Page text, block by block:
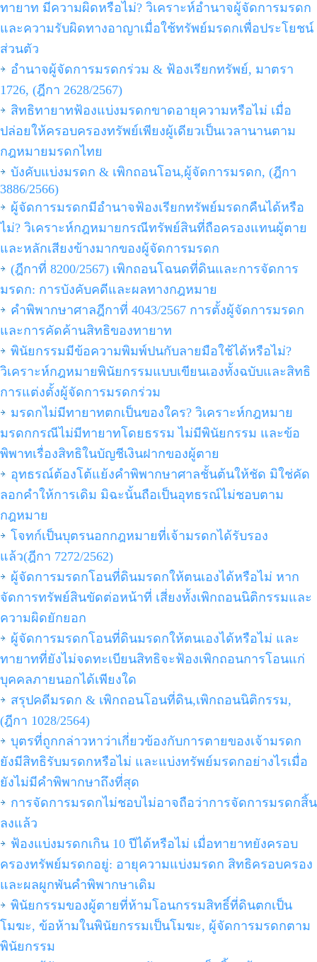
ทายาท มีความผิดหรือไม่? วิเคราะห์อำนาจผู้จัดการมรดก
และความรับผิดทางอาญาเมื่อใช้ทรัพย์มรดกเพื่อประโยชน์
ส่วนตัว
อำนาจผู้จัดการมรดกร่วม & ฟ้องเรียกทรัพย์, มาตรา
1726, (ฎีกา 2628/2567)
สิทธิทายาทฟ้องแบ่งมรดกขาดอายุความหรือไม่ เมื่อ
ปล่อยให้ครอบครองทรัพย์เพียงผู้เดียวเป็นเวลานานตาม
กฎหมายมรดกไทย
บังคับแบ่งมรดก & เพิกถอนโอน,ผู้จัดการมรดก, (ฎีกา
3886/2566)
ผู้จัดการมรดกมีอำนาจฟ้องเรียกทรัพย์มรดกคืนได้หรือ
ไม่? วิเคราะห์กฎหมายกรณีทรัพย์สินที่ถือครองแทนผู้ตาย
และหลักเสียงข้างมากของผู้จัดการมรดก
(ฎีกาที่ 8200/2567) เพิกถอนโฉนดที่ดินและการจัดการ
มรดก: การบังคับคดีและผลทางกฎหมาย
คำพิพากษาศาลฎีกาที่ 4043/2567 การตั้งผู้จัดการมรดก
และการคัดค้านสิทธิของทายาท
พินัยกรรมมีข้อความพิมพ์ปนกับลายมือใช้ได้หรือไม่?
วิเคราะห์กฎหมายพินัยกรรมแบบเขียนเองทั้งฉบับและสิทธิ
การแต่งตั้งผู้จัดการมรดกร่วม
มรดกไม่มีทายาทตกเป็นของใคร? วิเคราะห์กฎหมาย
มรดกกรณีไม่มีทายาทโดยธรรม ไม่มีพินัยกรรม และข้อ
พิพาทเรื่องสิทธิในบัญชีเงินฝากของผู้ตาย
อุทธรณ์ต้องโต้แย้งคำพิพากษาศาลชั้นต้นให้ชัด มิใช่คัด
ลอกคำให้การเดิม มิฉะนั้นถือเป็นอุทธรณ์ไม่ชอบตาม
กฎหมาย
โจทก์เป็นบุตรนอกกฎหมายที่เจ้ามรดกได้รับรอง
แล้ว(ฎีกา 7272/2562)
ผู้จัดการมรดกโอนที่ดินมรดกให้ตนเองได้หรือไม่ หาก
จัดการทรัพย์สินขัดต่อหน้าที่ เสี่ยงทั้งเพิกถอนนิติกรรมและ
ความผิดยักยอก
ผู้จัดการมรดกโอนที่ดินมรดกให้ตนเองได้หรือไม่ และ
ทายาทที่ยังไม่จดทะเบียนสิทธิจะฟ้องเพิกถอนการโอนแก่
บุคคลภายนอกได้เพียงใด
สรุปคดีมรดก & เพิกถอนโอนที่ดิน,เพิกถอนนิติกรรม,
(ฎีกา 1028/2564)
บุตรที่ถูกกล่าวหาว่าเกี่ยวข้องกับการตายของเจ้ามรดก
ยังมีสิทธิรับมรดกหรือไม่ และแบ่งทรัพย์มรดกอย่างไรเมื่อ
ยังไม่มีคำพิพากษาถึงที่สุด
การจัดการมรดกไม่ชอบไม่อาจถือว่าการจัดการมรดกสิ้น
ลงแล้ว
ฟ้องแบ่งมรดกเกิน 10 ปีได้หรือไม่ เมื่อทายาทยังครอบ
ครองทรัพย์มรดกอยู่: อายุความแบ่งมรดก สิทธิครอบครอง
และผลผูกพันคำพิพากษาเดิม
พินัยกรรมของผู้ตายที่ห้ามโอนกรรมสิทธิ์ที่ดินตกเป็น
โมฆะ, ข้อห้ามในพินัยกรรมเป็นโมฆะ, ผู้จัดการมรดกตาม
พินัยกรรม